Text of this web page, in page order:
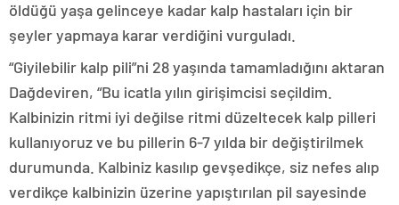
öldüğü yaşa gelinceye kadar kalp hastaları için bir
şeyler yapmaya karar verdiğini vurguladı.
“Giyilebilir kalp pili”ni 28 yaşında tamamladığını aktaran
Dağdeviren, “Bu icatla yılın girişimcisi seçildim.
Kalbinizin ritmi iyi değilse ritmi düzeltecek kalp pilleri
kullanıyoruz ve bu pillerin 6-7 yılda bir değiştirilmek
durumunda. Kalbiniz kasılıp gevşedikçe, siz nefes alıp
verdikçe kalbinizin üzerine yapıştırılan pil sayesinde